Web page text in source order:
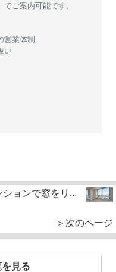
ご案内可能です。
営業体制
い
ションで窓をリ...
＞次のページ
見る